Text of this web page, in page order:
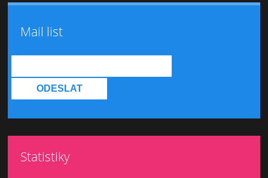
Mail list
Statistiky